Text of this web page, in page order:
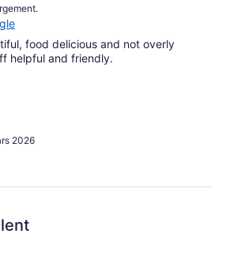
food delicious and not overly
helpful and friendly.
2026